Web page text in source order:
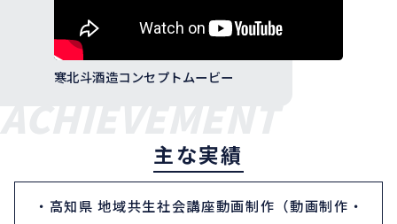
寒北斗酒造コンセプトムービー
主な実績
・高知県 地域共生社会講座動画制作（動画制作・